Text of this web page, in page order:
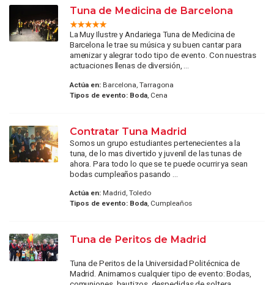
Tuna de Medicina de Barcelona
La Muy Ilustre y Andariega Tuna de Medicina de
Barcelona le trae su música y su buen cantar para
amenizar y alegrar todo tipo de evento. Con nuestras
actuaciones llenas de diversión, ...
Actúa en:Barcelona, Tarragona
Tipos de evento: Boda, Cena
Contratar Tuna Madrid
Somos un grupo estudiantes pertenecientes a la
tuna, de lo mas divertido y juvenil de las tunas de
ahora. Para todo lo que se te puede ocurrir ya sean
bodas cumpleaños pasando ...
Actúa en:Madrid, Toledo
Tipos de evento: Boda, Cumpleaños
Tuna de Peritos de Madrid
Tuna de Peritos de la Universidad Politécnica de
Madrid. Animamos cualquier tipo de evento: Bodas,